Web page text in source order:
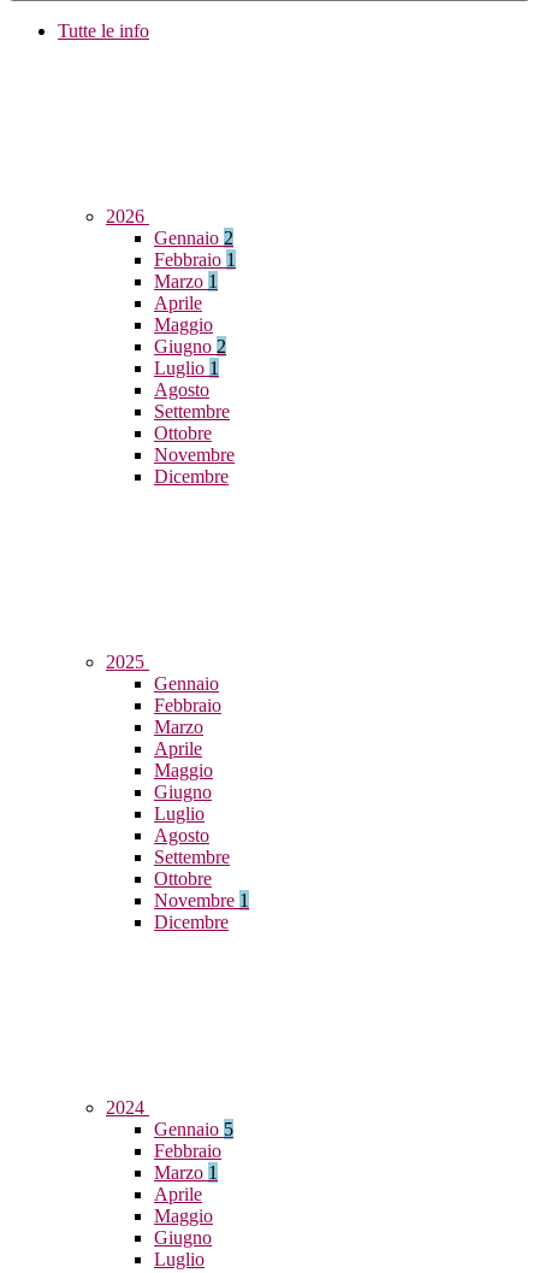
Tutte le info
2026
Gennaio 2
Febbraio 1
Marzo 1
Aprile
Maggio
Giugno 2
Luglio 1
Agosto
Settembre
Ottobre
Novembre
Dicembre
2025
Gennaio
Febbraio
Marzo
Aprile
Maggio
Giugno
Luglio
Agosto
Settembre
Ottobre
Novembre 1
Dicembre
2024
Gennaio 5
Febbraio
Marzo 1
Aprile
Maggio
Giugno
Luglio